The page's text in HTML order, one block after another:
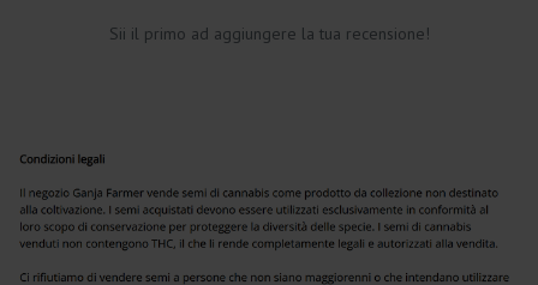
Sii il primo ad aggiungere la tua recensione!